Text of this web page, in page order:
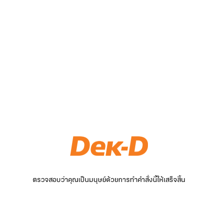
ตรวจสอบว่าคุณเป็นมนุษย์ด้วยการทำคำสั่งนี้ให้เสร็จสิ้น